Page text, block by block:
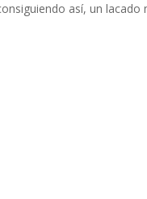
así, un